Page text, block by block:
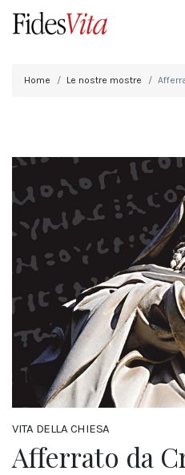
Home Le nostre mostre
VITA DELLA CHIESA
Afferrato da